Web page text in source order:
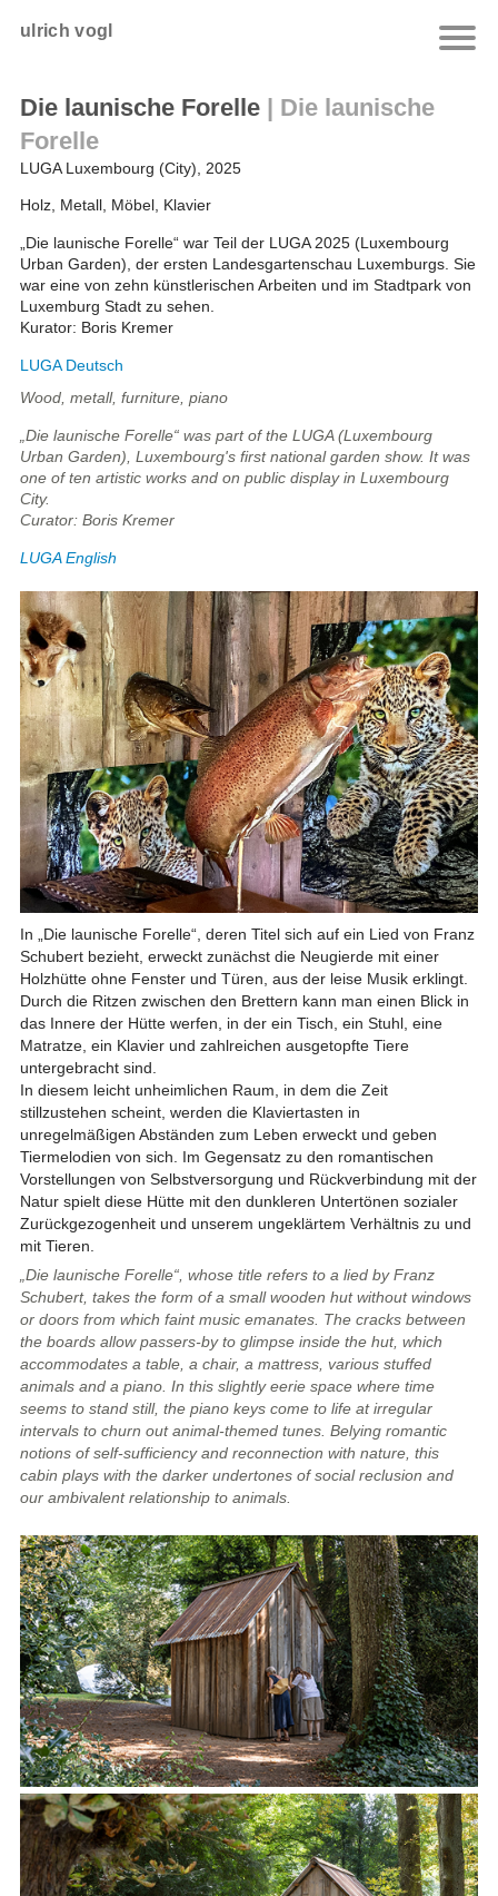
ulrich vogl
Die launische Forelle | Die launische
Forelle
LUGA Luxembourg (City), 2025
Holz, Metall, Möbel, Klavier
„Die launische Forelle“ war Teil der LUGA 2025 (Luxembourg
Urban Garden), der ersten Landesgartenschau Luxemburgs. Sie
war eine von zehn künstlerischen Arbeiten und im Stadtpark von
Luxemburg Stadt zu sehen.
Kurator: Boris Kremer
LUGA Deutsch
Wood, metall, furniture, piano
„Die launische Forelle“ was part of the LUGA (Luxembourg
Urban Garden), Luxembourg's first national garden show. It was
one of ten artistic works and on public display in Luxembourg
City.
Curator: Boris Kremer
LUGA English
In „Die launische Forelle“, deren Titel sich auf ein Lied von Franz
Schubert bezieht, erweckt zunächst die Neugierde mit einer
Holzhütte ohne Fenster und Türen, aus der leise Musik erklingt.
Durch die Ritzen zwischen den Brettern kann man einen Blick in
das Innere der Hütte werfen, in der ein Tisch, ein Stuhl, eine
Matratze, ein Klavier und zahlreichen ausgetopfte Tiere
untergebracht sind.
In diesem leicht unheimlichen Raum, in dem die Zeit
stillzustehen scheint, werden die Klaviertasten in
unregelmäßigen Abständen zum Leben erweckt und geben
Tiermelodien von sich. Im Gegensatz zu den romantischen
Vorstellungen von Selbstversorgung und Rückverbindung mit der
Natur spielt diese Hütte mit den dunkleren Untertönen sozialer
Zurückgezogenheit und unserem ungeklärtem Verhältnis zu und
mit Tieren.
„Die launische Forelle“, whose title refers to a lied by Franz
Schubert, takes the form of a small wooden hut without windows
or doors from which faint music emanates. The cracks between
the boards allow passers-by to glimpse inside the hut, which
accommodates a table, a chair, a mattress, various stuffed
animals and a piano. In this slightly eerie space where time
seems to stand still, the piano keys come to life at irregular
intervals to churn out animal-themed tunes. Belying romantic
notions of self-sufficiency and reconnection with nature, this
cabin plays with the darker undertones of social reclusion and
our ambivalent relationship to animals.